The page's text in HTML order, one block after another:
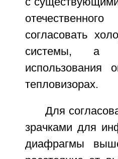
согласовать
системы, а
использования
тепловизорах.
Для
зрачками для
диафрагмы